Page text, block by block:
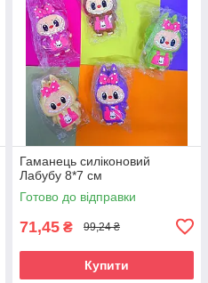
Гаманець силіконовий
Лабубу 8*7 см
Готово до відправки
71,45 ₴ 99,24 ₴
Купити